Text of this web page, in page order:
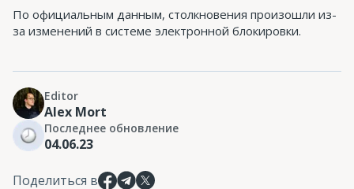
По официальным данным, столкновения произошли из-
за изменений в системе электронной блокировки.
Editor
Alex Mort
Последнее обновление
04.06.23
Поделиться в